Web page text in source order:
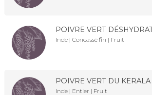
POIVRE VERT
Inde | Concassé fin | Fruit
POIVRE VERT DU KERALA
Inde | Entier | Fruit